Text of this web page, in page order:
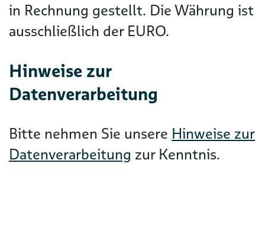
in Rechnung gestellt. Die Währung ist
ausschließlich der EURO.
Hinweise zur
Datenverarbeitung
Bitte nehmen Sie unsere Hinweise zur
Datenverarbeitung zur Kenntnis.